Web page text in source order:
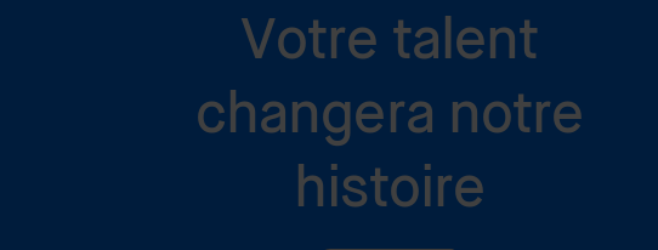
Votre talent
changera notre
histoire